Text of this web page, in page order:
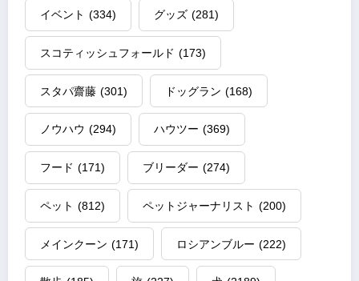
イベント (334) グッズ (281)
スコティッシュフォールド (173)
スタパ齋藤 (301) ドッグラン (168)
ノウハウ (294) ハウツー (369)
フード (171) ブリーダー (274)
ペット (812) ペットジャーナリスト (200)
メインクーン (171) ロシアンブルー (222)